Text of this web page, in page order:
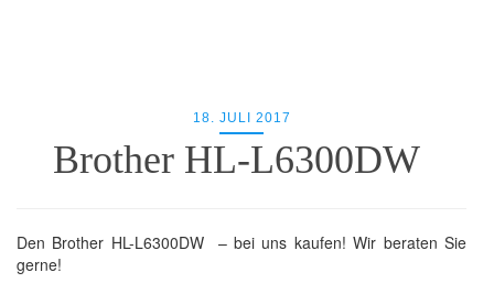
18. JULI 2017
Brother HL-L6300DW
Den Brother HL-L6300DW – bei uns kaufen! Wir beraten Sie
gerne!